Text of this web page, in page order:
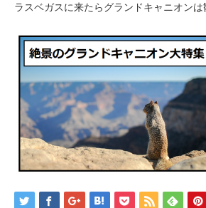
ラスベガスに来たらグランドキャニオンは